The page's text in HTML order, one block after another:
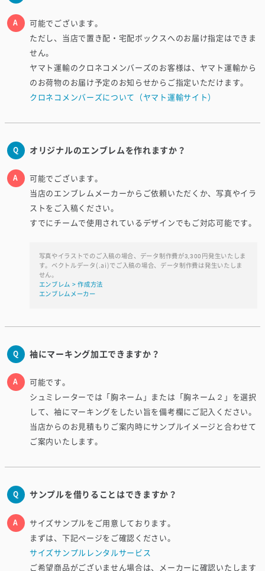
可能でございます。
ただし、当店で置き配・宅配ボックスへのお届け指定はできま
せん。
ヤマト運輸のクロネコメンバーズのお客様は、ヤマト運輸から
のお荷物のお届け予定のお知らせからご指定いただけます。
クロネコメンバーズについて（ヤマト運輸サイト）
オリジナルのエンブレムを作れますか？
可能でございます。
当店のエンブレムメーカーからご依頼いただくか、写真やイラ
ストをご入稿ください。
すでにチームで使用されているデザインでもご対応可能です。
写真やイラストでのご入稿の場合、データ制作費が3,300円発生いたしま
す。ベクトルデータ(.ai)でご入稿の場合、データ制作費は発生いたしま
せん。
エンブレム > 作成方法
エンブレムメーカー
袖にマーキング加工できますか？
可能です。
シュミレーターでは「胸ネーム」または「胸ネーム２」を選択
して、袖にマーキングをしたい旨を備考欄にご記入ください。
当店からのお見積もりご案内時にサンプルイメージと合わせて
ご案内いたします。
サンプルを借りることはできますか？
サイズサンプルをご用意しております。
まずは、下記ページをご確認ください。
サイズサンプルレンタルサービス
ご希望商品がございません場合は、メーカーに確認いたします